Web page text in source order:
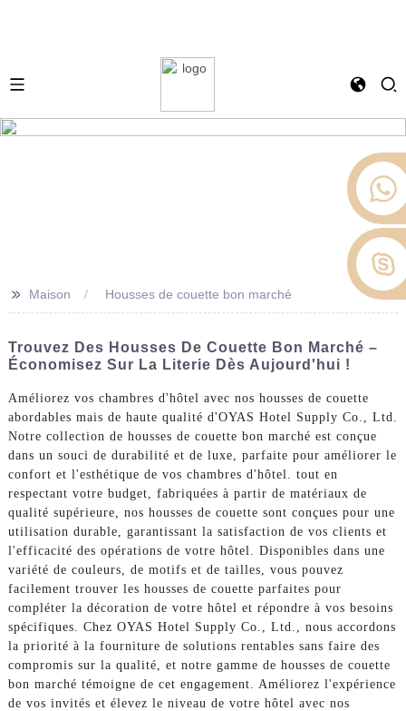
>> Maison Housses de couette bon marché
Trouvez Des Housses De Couette Bon Marché –
Économisez Sur La Literie Dès Aujourd'hui !
Améliorez vos chambres d'hôtel avec nos housses de couette
abordables mais de haute qualité d'OYAS Hotel Supply Co., Ltd.
Notre collection de housses de couette bon marché est conçue
dans un souci de durabilité et de luxe, parfaite pour améliorer le
confort et l'esthétique de vos chambres d'hôtel. tout en
respectant votre budget, fabriquées à partir de matériaux de
qualité supérieure, nos housses de couette sont conçues pour une
utilisation durable, garantissant la satisfaction de vos clients et
l'efficacité des opérations de votre hôtel. Disponibles dans une
variété de couleurs, de motifs et de tailles, vous pouvez
facilement trouver les housses de couette parfaites pour
compléter la décoration de votre hôtel et répondre à vos besoins
spécifiques. Chez OYAS Hotel Supply Co., Ltd., nous accordons
la priorité à la fourniture de solutions rentables sans faire des
compromis sur la qualité, et notre gamme de housses de couette
bon marché témoigne de cet engagement. Améliorez l'expérience
de vos invités et élevez le niveau de votre hôtel avec nos